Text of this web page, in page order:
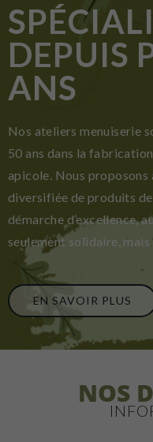
DEPUIS
ANS
Nos ateliers menuiserie
50 ans dans la
apicole. Nous proposons
diversifiée de produits
démarche d’excellence,
seulement solidaire,
EN SAVOIR PLUS
NOS